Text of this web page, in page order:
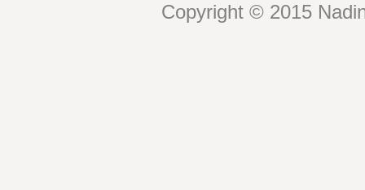
Copyright © 2015